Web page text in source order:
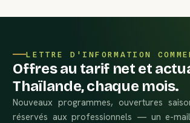
LETTRE D'INFORMATION
Offres au tarif net et
Thaïlande, chaque mois.
Nouveaux programmes, ouvertures
réservés aux professionnels — un e-